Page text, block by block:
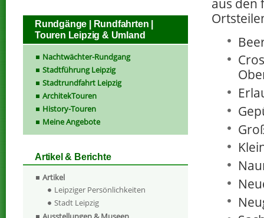
aus den
Rundgänge | Rundfahrten |
Touren Leipzig & Umland
Nachtwächter-Rundgang
Stadtführung Leipzig
Stadtrundfahrt Leipzig
ArchitekTouren
History-Touren
Meine Angebote
Artikel & Berichte
Artikel
Leipziger Persönlichkeiten
Stadt Leipzig